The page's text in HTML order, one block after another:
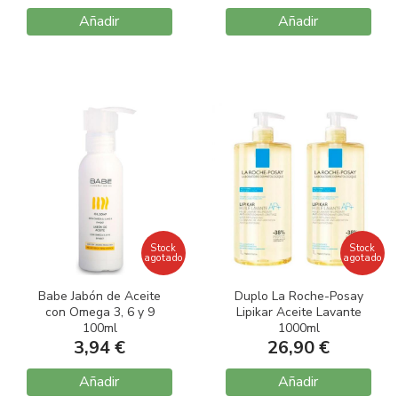
Añadir Añadir
Stock
agotado
Babe Jabón de Aceite
con Omega 3, 6 y 9
100ml
3,94 €
Añadir
Stock
agotado
Duplo La Roche-Posay
Lipikar Aceite Lavante
1000ml
26,90 €
Añadir